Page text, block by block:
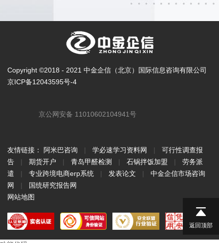
Copyright ©2018 - 2021 中金企信（北京）国际信息咨询有限公司
京ICP备12043595号-4
京公网安备 11010602104941号
友情链接： 阿米巴咨询 | 学必速学习资料网 |
可行性调查报
告
| 期货开户 | 青岛甲醛检测 | 石锅拌饭加盟 |
劳务派
遣
| 专业跨境电商erp系统 | 发表论文 |
中金企信市场咨询
网
|
国统研究报告网
网站地图
返回顶部